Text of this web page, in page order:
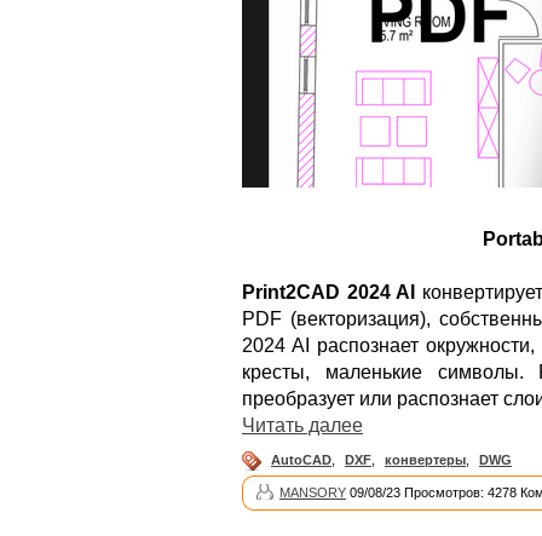
Print2CAD 2024 AI
PDF (векторизация),
2024 AI распознает
кресты, маленькие
преобразует или распознает
Читать далее
AutoCAD DXF конвертеры DWG
MANSORY 09/08/23 Просмотров: 4278